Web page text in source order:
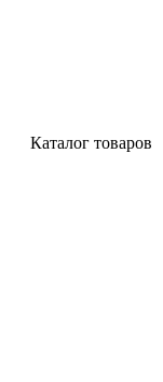
Каталог товаров